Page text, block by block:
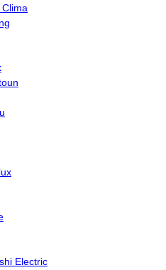
Clima
Electric